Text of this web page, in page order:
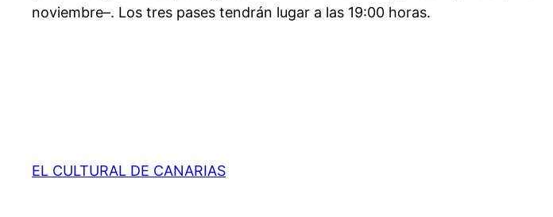
noviembre–. Los tres pases tendrán lugar a las 19:00 horas.
EL CULTURAL DE CANARIAS